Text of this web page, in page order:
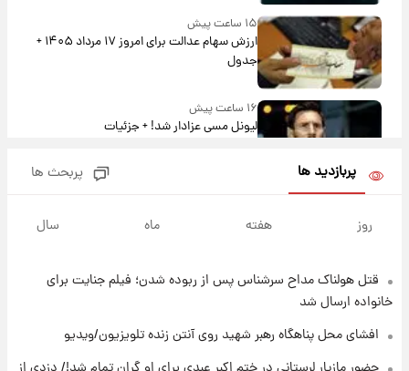
۱۵ ساعت پیش
ارزش سهام عدالت برای امروز ۱۷ مرداد ۱۴۰۵ +
جدول
۱۶ ساعت پیش
لیونل مسی عزادار شد! + جزئیات
جهانی در آمریکا + فیلم
۱۹ ساعت پیش
۱۹ ساعت پیش
پربازدید ها پربحث ها
روز هفته ماه سال
قتل هولناک مداح سرشناس پس از ربوده شدن؛ فیلم جنایت برای
خانواده ارسال شد
افشای محل پناهگاه‌ رهبر شهید روی آنتن زنده تلویزیون/ویدیو